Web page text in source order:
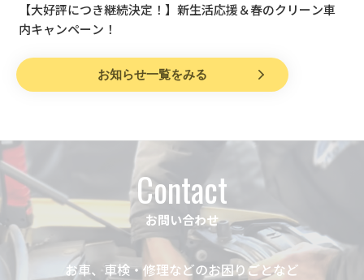
【大好評につき継続決定！】新生活応援＆春のクリーン車
内キャンペーン！
お知らせ一覧をみる
Contact
お問い合わせ
お車、車検・修理などのお困りごとなど